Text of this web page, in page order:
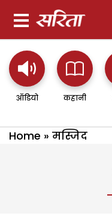
ऑडियो कहानी
Home » म‍स्जिद